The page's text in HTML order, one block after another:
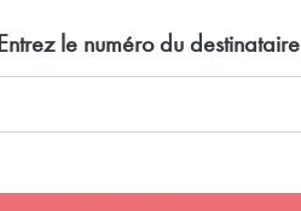
Entrez le numéro du destinataire